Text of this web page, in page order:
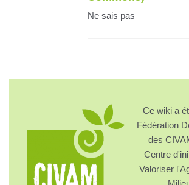
Ne sais pas
Ce wiki a
Fédération
des
Centre
Valoriser